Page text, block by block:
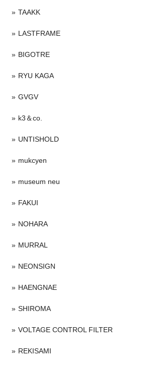
TAAKK
LASTFRAME
BIGOTRE
RYU KAGA
GVGV
k3＆co.
UNTISHOLD
mukcyen
museum neu
FAKUI
NOHARA
MURRAL
NEONSIGN
HAENGNAE
SHIROMA
VOLTAGE CONTROL FILTER
REKISAMI